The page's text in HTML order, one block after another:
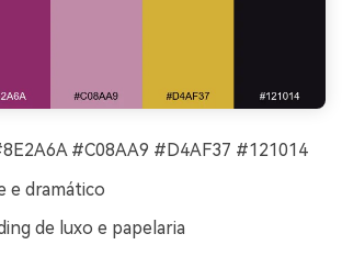
#C08AA9 #D4AF37 #121014
e dramático
de luxo e papelaria